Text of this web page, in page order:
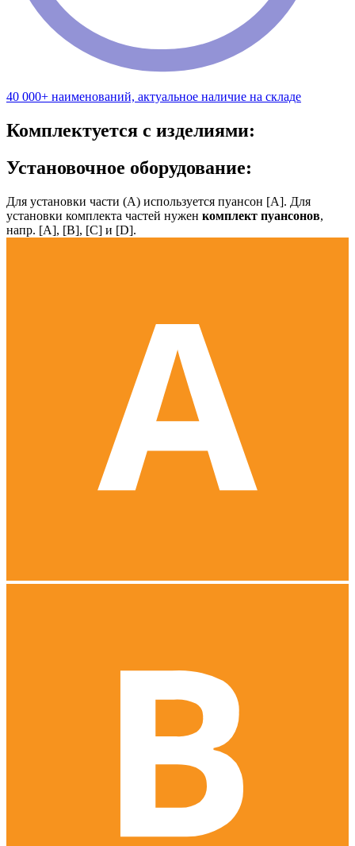
40 000+ наименований, актуальное наличие на складе
Комплектуется с изделиями:
Установочное оборудование:
Для установки части (А) используется пуансон [А]. Для
установки комплекта частей нужен комплект пуансонов,
напр. [А], [B], [С] и [D].